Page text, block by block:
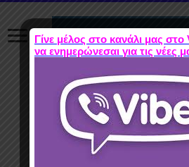
Γίνε μέλος στο κανάλι μας στο
να ενημερώνεσαι για τις νέες